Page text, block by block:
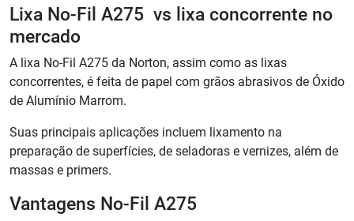
Lixa No-Fil A275 vs lixa concorrente no
mercado
A lixa No-Fil A275 da Norton, assim como as lixas
concorrentes, é feita de papel com grãos abrasivos de Óxido
de Alumínio Marrom.
Suas principais aplicações incluem lixamento na
preparação de superfícies, de seladoras e vernizes, além de
massas e primers.
Vantagens No-Fil A275